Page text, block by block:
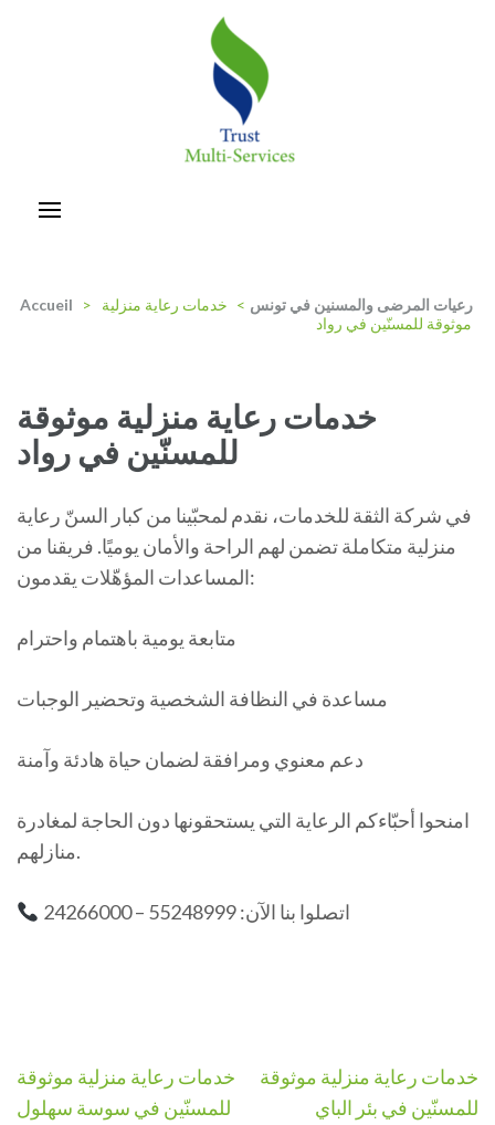
Accueil > رعيات المرضى والمسنين في تونس > خدمات رعاية منزلية
موثوقة للمسنّين في رواد
خدمات رعاية منزلية موثوقة
للمسنّين في رواد
في شركة الثقة للخدمات، نقدم لمحبّينا من كبار السنّ رعاية
منزلية متكاملة تضمن لهم الراحة والأمان يوميًا. فريقنا من
المساعدات المؤهّلات يقدمون:
متابعة يومية باهتمام واحترام
مساعدة في النظافة الشخصية وتحضير الوجبات
دعم معنوي ومرافقة لضمان حياة هادئة وآمنة
امنحوا أحبّاءكم الرعاية التي يستحقونها دون الحاجة لمغادرة
منازلهم.
اتصلوا بنا الآن: 55248999 – 24266000
Navigation
de
خدمات رعاية منزلية موثوقة
للمسنّين في سوسة سهلول
خدمات رعاية منزلية موثوقة
للمسنّين في بئر الباي